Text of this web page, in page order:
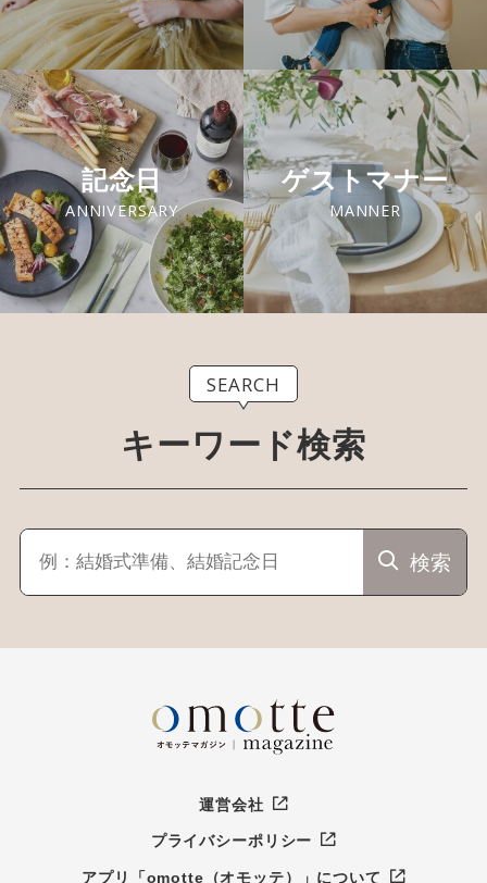
記念日
ANNIVERSARY
ゲストマナー
MANNER
SEARCH
キーワード検索
検索
運営会社
プライバシーポリシー
アプリ「omotte（オモッテ）」について